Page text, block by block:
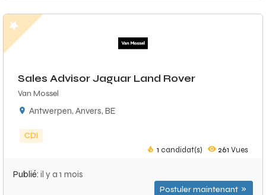
Sales Advisor Jaguar Land Rover
Van Mossel
Antwerpen, Anvers, BE
CDI
1 candidat(s) 261 Vues
Publié: il y a 1 mois
Postuler maintenant